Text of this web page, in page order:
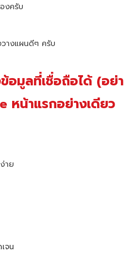
งครับ
างแผนดีๆ ครับ
อมูลที่เชื่อถือได้ (อย่า
หน้าแรกอย่างเดียว
าย
จน